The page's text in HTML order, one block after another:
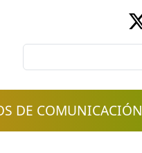
DE COMUNICACIÓN